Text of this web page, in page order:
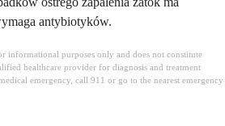
antybiotyków.
informational purposes only and does not constitute
healthcare provider for diagnosis and treatment
emergency, call 911 or go to the nearest emergency